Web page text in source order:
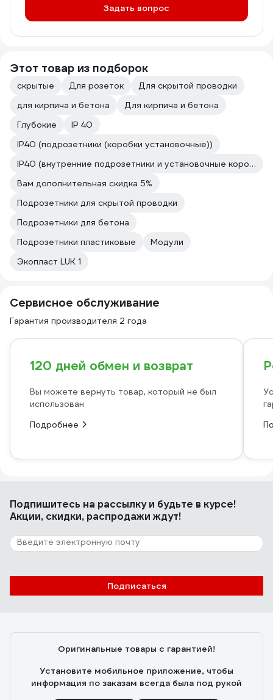
Задать вопрос
Этот товар из подборок
скрытые Для розеток
Для скрытой проводки
для кирпича и бетона
Для кирпича и бетона
Глубокие
IP 40
IP40 (подрозетники (коробки установочные))
IP40 (внутренние подрозетники и установочные коробки скрытой установки)
Вам дополнительная скидка 5%
Подрозетники для скрытой проводки
Подрозетники для бетона
Подрозетники пластиковые
Модули
Экопласт LUK 1
Сервисное обслуживание
Гарантия производителя 2 года
120 дней обмен и возврат
Вы можете вернуть товар, который не был
использован
Подробнее
Подпишитесь на рассылкуи будьте в курсе!
Акции, скидки, распродажи ждут!
Подписаться
Оригинальные товары с гарантией!
Установите мобильное приложение, чтобы
информация по заказам всегда была под рукой